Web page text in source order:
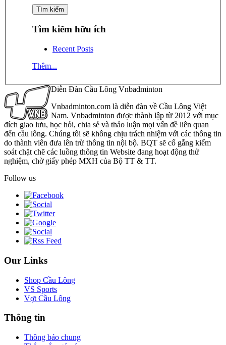
Tìm kiếm hữu ích
Recent Posts
Thêm...
Diễn Đàn Cầu Lông Vnbadminton
Vnbadminton.com là diễn đàn về Cầu Lông Việt
Nam. Vnbadminton được thành lập từ 2012 với mục
đích giao lưu, học hỏi, chia sẻ và thảo luận mọi vấn đề liên quan
đến cầu lông. Chúng tôi sẽ không chịu trách nhiệm với các thông tin
do thành viên đưa lên trừ thông tin nội bộ. BQT sẽ cố gắng kiểm
soát chặt chẽ các luồng thông tin Website đang hoạt động thử
nghiệm, chờ giấy phép MXH của Bộ TT & TT.
Follow us
Our Links
Shop Cầu Lông
VS Sports
Vợt Cầu Lông
Thông tin
Thông báo chung